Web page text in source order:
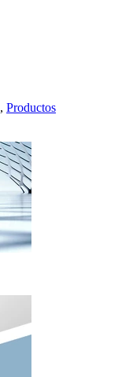
, Productos